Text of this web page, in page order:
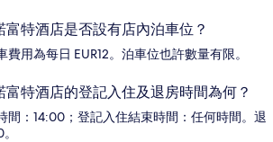
富特酒店是否設有店內泊車位？
用為每日 EUR12。泊車位也許數量有限。
富特酒店的登記入住及退房時間為何？
間：14:00；登記入住結束時間：任何時間。退